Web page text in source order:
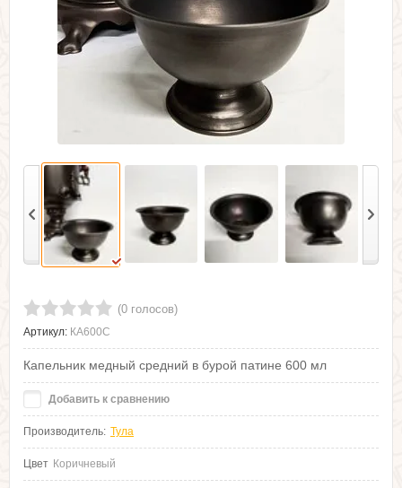
(0 голосов)
Артикул: КА600С
Капельник медный средний в бурой патине 600 мл
Добавить к сравнению
Производитель: Тула
Цвет Коричневый